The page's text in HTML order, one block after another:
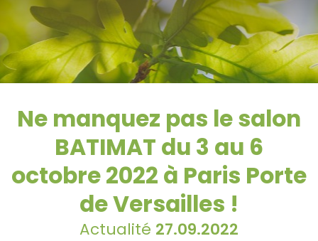
Ne manquez pas le salon
BATIMAT du 3 au 6
octobre 2022 à Paris Porte
de Versailles !
Actualité 27.09.2022